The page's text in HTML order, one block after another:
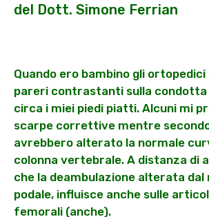
del Dott. Simone Ferrian
Quando ero bambino gli
pareri contrastanti sulla condotta
circa i miei piedi piatti. Alcuni mi
scarpe correttive mentre
avrebbero alterato la normale
colonna vertebrale. A distanza di
che la deambulazione alterata
podale, influisce anche sulle
femorali (anche).